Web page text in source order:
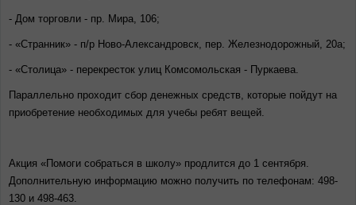
- Дом торговли - пр. Мира, 106;
- «Странник» - п/р Ново-Александровск, пер. Железнодорожный, 20а;
- «Столица» - перекресток улиц Комсомольская - Пуркаева.
Параллельно проходит сбор денежных средств, которые пойдут на
приобретение необходимых для учебы ребят вещей.
Акция «Помоги собраться в школу» продлится до 1 сентября.
Дополнительную информацию можно получить по телефонам: 498-
130 и 498-463.